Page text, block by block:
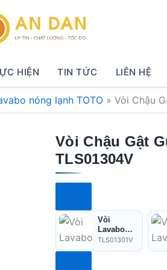
HIỆN TIN TỨC LIÊN HỆ
nóng lạnh TOTO » Vòi Chậu
Vòi Chậu Gật
TLS01304V
Vòi
Lavabo
TOTO
TLS01301
TLS01301V